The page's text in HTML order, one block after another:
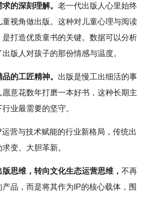
的深刻理解。 老一代出版人心里始终
视角做出版。这种对儿童心理与阅读
是打造优质童书的关键。数据可以分析
版人对孩子的那份情感与温度。
的工匠精神。 出版是慢工出细活的事
意花数年打磨一本好书，这种长期主
业最需要的坚守。
营与技术赋能的行业新格局，传统出
变、大胆革新。
思维，转向文化生态运营思维， 不再
品，而是将其作为IP的核心载体，围